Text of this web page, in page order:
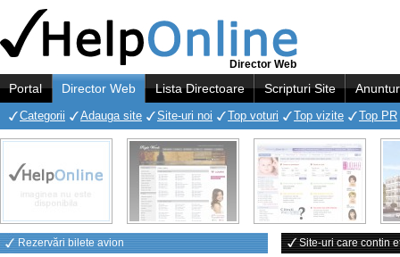
Director Web
Portal Director Web Lista Directoare Scripturi Site
Categorii Adauga site Site-uri noi Top voturi Top vizite Top PR
Rezervări bilete avion
Site-uri care contin